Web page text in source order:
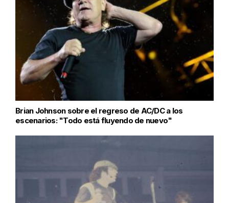
Brian Johnson sobre el regreso de AC/DC a los
escenarios: "Todo está fluyendo de nuevo"